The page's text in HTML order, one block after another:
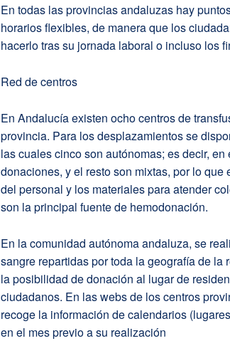
En todas las provincias andaluzas hay
horarios flexibles, de manera que los
hacerlo tras su jornada laboral o incluso los
Red de centros
En Andalucía existen ocho centros de
provincia. Para los desplazamientos se
las cuales cinco son autónomas; es decir,
donaciones, y el resto son mixtas, por lo
del personal y los materiales para atender
son la principal fuente de hemodonación.
En la comunidad autónoma andaluza, se
sangre repartidas por toda la geografía de
la posibilidad de donación al lugar de
ciudadanos. En las webs de los centros
recoge la información de calendarios
en el mes previo a su realización